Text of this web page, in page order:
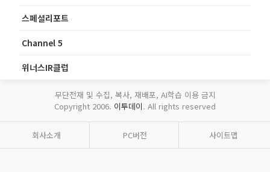
스페셜리포트
Channel 5
위너스IR클럽
무단전재 및 수집, 복사, 재배포, AI학습 이용 금지
Copyright 2006. 이투데이. All rights reserved
회사소개 PC버전 사이트맵